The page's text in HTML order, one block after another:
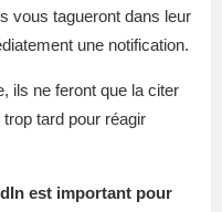
vous tagueront dans leur
une notification.
ils ne feront que la citer
tard pour réagir
est important pour